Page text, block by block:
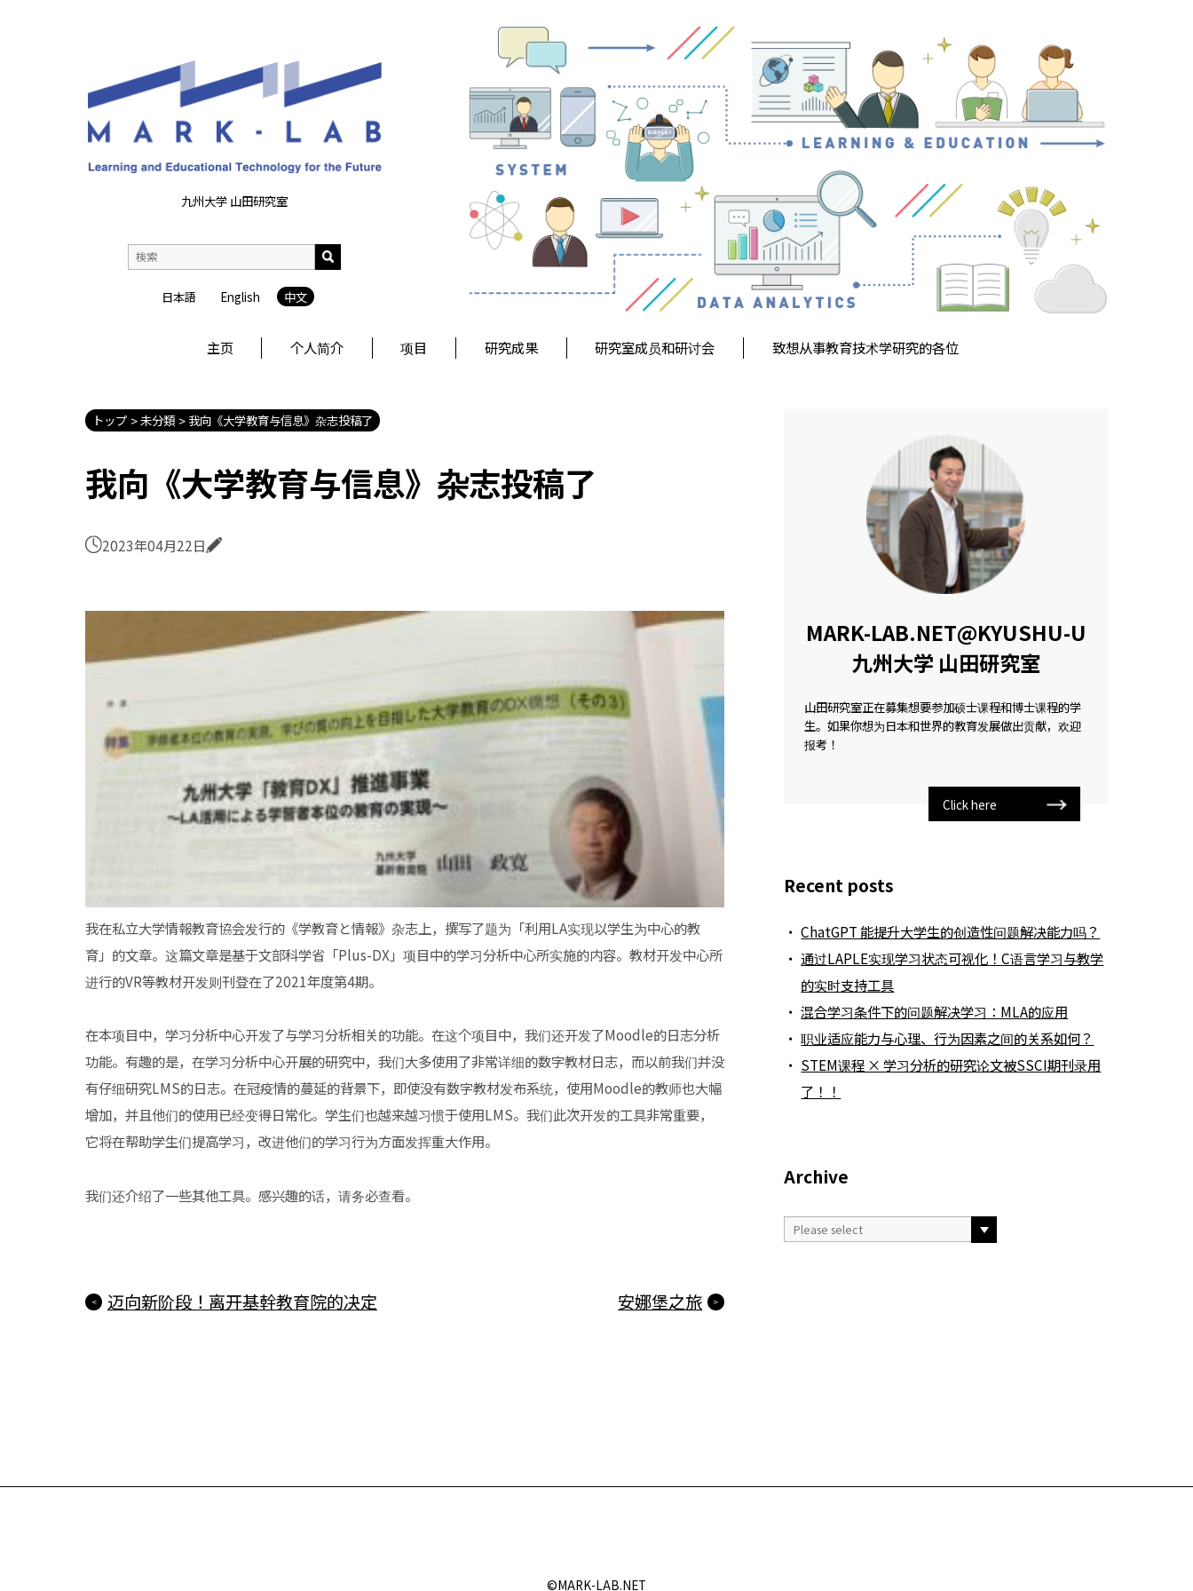
九州大学 山田研究室
日本語 English 中文
主页 个人简介 项目 研究成果 研究室成员和研讨会 致想从事教育技术学研究的各位
トップ 未分類 我向《大学教育与信息》杂志投稿了
我向《大学教育与信息》杂志投稿了
2023年04月22日
我在私立大学情報教育協会发行的《学教育と情報》杂志上，撰写了题为「利用LA实现以学生为中心的教
育」的文章。这篇文章是基于文部科学省「Plus-DX」项目中的学习分析中心所实施的内容。教材开发中心所
进行的VR等教材开发则刊登在了2021年度第4期。
在本项目中，学习分析中心开发了与学习分析相关的功能。在这个项目中，我们还开发了Moodle的日志分析
功能。有趣的是，在学习分析中心开展的研究中，我们大多使用了非常详细的数字教材日志，而以前我们并没
有仔细研究LMS的日志。在冠疫情的蔓延的背景下，即使没有数字教材发布系统，使用Moodle的教师也大幅
增加，并且他们的使用已经变得日常化。学生们也越来越习惯于使用LMS。我们此次开发的工具非常重要，
它将在帮助学生们提高学习，改进他们的学习行为方面发挥重大作用。
我们还介绍了一些其他工具。感兴趣的话，请务必查看。
迈向新阶段！离开基幹教育院的决定 安娜堡之旅
MARK-LAB.NET@KYUSHU-U
九州大学 山田研究室
山田研究室正在募集想要参加硕士课程和博士课程的学
生。如果你想为日本和世界的教育发展做出贡献，欢迎
报考！
Click here
Recent posts
ChatGPT 能提升大学生的创造性问题解决能力吗？
通过LAPLE实现学习状态可视化！C语言学习与教学
的实时支持工具
混合学习条件下的问题解决学习：MLA的应用
职业适应能力与心理、行为因素之间的关系如何？
STEM课程 × 学习分析的研究论文被SSCI期刊录用
了！！
Archive
©️MARK-LAB.NET